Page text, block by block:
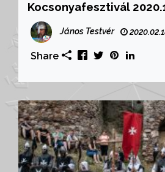
Kocsonyafesztivál
János Testvér
Share